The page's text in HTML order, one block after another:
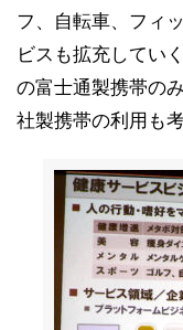
フ、自転車、フィ
ビスも拡充してい
の富士通製携帯の
社製携帯の利用も